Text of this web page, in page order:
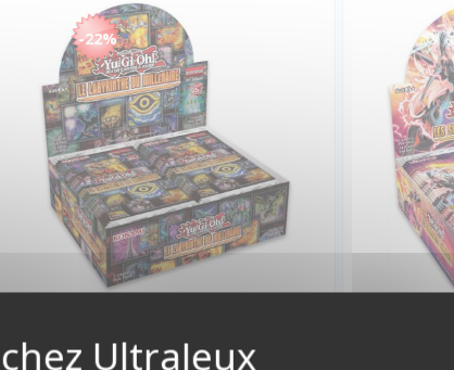
-22%
Disponible